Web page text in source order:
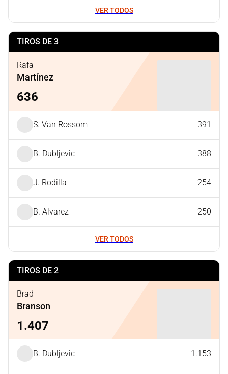
VER TODOS
TIROS DE 3
Rafa
Martínez
636
S. Van Rossom 391
B. Dubljevic 388
J. Rodilla 254
B. Alvarez 250
VER TODOS
TIROS DE 2
Brad
Branson
1.407
B. Dubljevic 1.153